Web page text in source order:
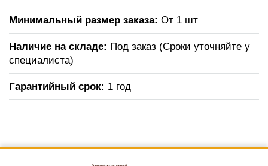
Минимальный размер заказа: От 1 шт
Наличие на складе: Под заказ (Сроки уточняйте у
специалиста)
Гарантийный срок: 1 год